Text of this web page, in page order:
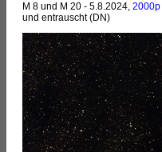
M 8 und M 20 - 5.8.2024, 2000p
und entrauscht (DN)